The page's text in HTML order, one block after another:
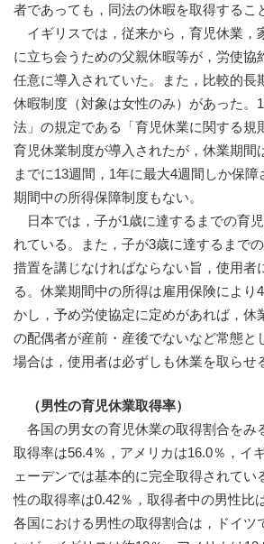
者であっても，同法の休暇を取得するこ
イギリスでは，従来から，育児休業，
に立ち会うための父親休暇等が，労使協
任意に導入されていた。また，比較的長
休暇制度（対象は女性のみ）があった。
法」の規定である「育児休業に関する規
育児休業制度が導入されたが，休業期間
までに13週間，1年に最大4週間しか保
期間中の所得保障制度もない。
日本では，子が1歳に達するまでの育
れている。また，子が3歳に達するまで
措置を講じなければならない旨，使用者
る。休業期間中の所得は雇用保険により
かし，予め労使協定に定めがあれば，休
の配偶者が産前・産後でないなど常態と
場合は，使用者は必ずしも休業を取らせ
（男性の育児休業取得率）
各国の男女の育児休業の取得割合をみ
取得率は56.4％，アメリカは16.0％，イ
ェーデンでは基本的に完全取得されてい
性の取得率は0.42％，取得者中の男性比
各国における男性の取得割合は，ドイツ